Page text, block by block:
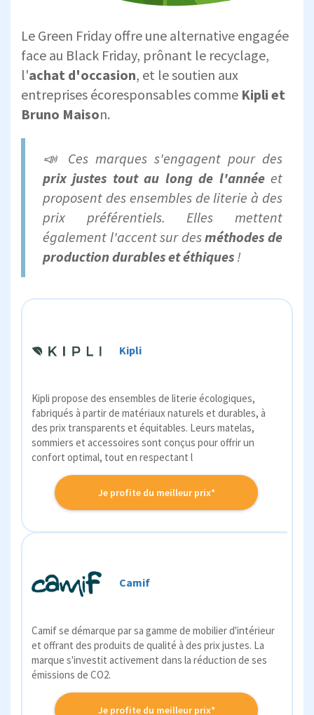
Le Green Friday offre une alternative engagée
face au Black Friday, prônant le recyclage,
l'achat d'occasion, et le soutien aux
entreprises écoresponsables comme Kipli et
Bruno Maison.
📣 Ces marques s'engagent pour des
prix justes tout au long de l'année et
proposent des ensembles de literie à des
prix préférentiels. Elles mettent
également l'accent sur desméthodes de
production durables et éthiques !
Kipli
Kipli propose des ensembles de literie écologiques,
fabriqués à partir de matériaux naturels et durables, à
des prix transparents et équitables. Leurs matelas,
sommiers et accessoires sont conçus pour offrir un
confort optimal, tout en respectant l
Je profite du meilleur prix*
Camif
Camif se démarque par sa gamme de mobilier d'intérieur
et offrant des produits de qualité à des prix justes. La
marque s'investit activement dans la réduction de ses
émissions de CO2.
Je profite du meilleur prix*